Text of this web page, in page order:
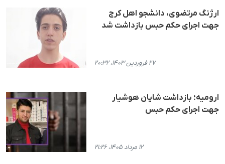
ارژنگ مرتضوی، دانشجو اهل کرج
جهت اجرای حکم حبس بازداشت شد
۲۷ فروردین ۱۴۰۳، ۲۰:۳۲
ارومیه؛ بازداشت شایان هوشیار
جهت اجرای حکم حبس
۱۲ مرداد ۱۴۰۵، ۲۱:۲۶